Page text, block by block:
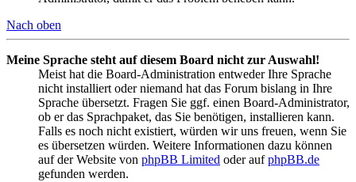
Nach oben
Meine Sprache steht auf diesem Board nicht zur Auswahl!
Meist hat die Board-Administration entweder Ihre Sprache
nicht installiert oder niemand hat das Forum bislang in Ihre
Sprache übersetzt. Fragen Sie ggf. einen Board-Administrator,
ob er das Sprachpaket, das Sie benötigen, installieren kann.
Falls es noch nicht existiert, würden wir uns freuen, wenn Sie
es übersetzen würden. Weitere Informationen dazu können
auf der Website von phpBB Limited oder aufphpBB.de
gefunden werden.